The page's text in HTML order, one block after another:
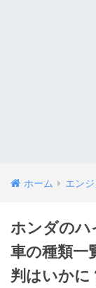
ホーム エン
ホンダのハ
車の種類一
判はいかに